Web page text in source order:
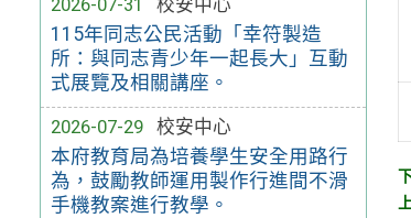
2026-07-31
校安中心
115年同志公民活動「幸符製造
所：與同志青少年一起長大」互動
式展覽及相關講座。
2026-07-29
校安中心
本府教育局為培養學生安全用路行
為，鼓勵教師運用製作行進間不滑
手機教案進行教學。